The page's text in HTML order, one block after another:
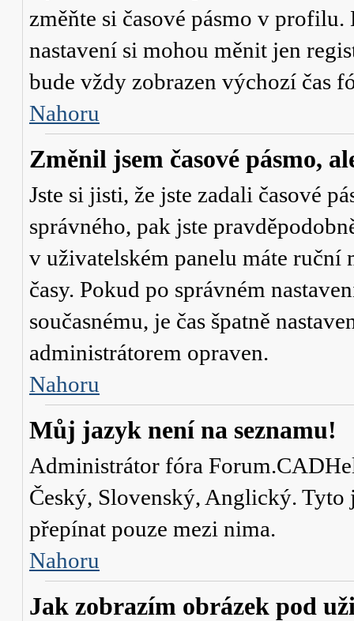
změňte si časové pásmo v profilu.
nastavení si mohou měnit jen
bude vždy zobrazen výchozí čas
Nahoru
Změnil jsem časové pásmo,
Jste si jisti, že jste zadali časové
správného, pak jste
v uživatelském panelu máte ruční
časy. Pokud po správném
současnému, je čas špatně
administrátorem opraven.
Nahoru
Můj jazyk není na seznamu!
Administrátor fóra
Český, Slovenský, Anglický.
přepínat pouze mezi nima.
Nahoru
Jak zobrazím obrázek pod